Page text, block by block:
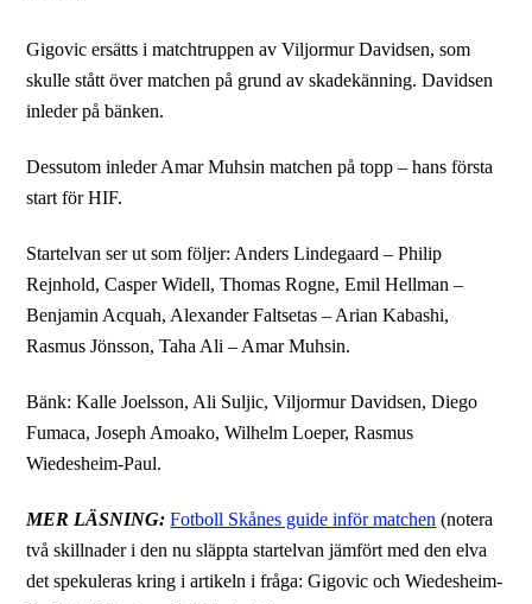
Gigovic ersätts i matchtruppen av Viljormur Davidsen, som
skulle stått över matchen på grund av skadekänning. Davidsen
inleder på bänken.
Dessutom inleder Amar Muhsin matchen på topp – hans första
start för HIF.
Startelvan ser ut som följer: Anders Lindegaard – Philip
Rejnhold, Casper Widell, Thomas Rogne, Emil Hellman –
Benjamin Acquah, Alexander Faltsetas – Arian Kabashi,
Rasmus Jönsson, Taha Ali – Amar Muhsin.
Bänk: Kalle Joelsson, Ali Suljic, Viljormur Davidsen, Diego
Fumaca, Joseph Amoako, Wilhelm Loeper, Rasmus
Wiedesheim-Paul.
MER LÄSNING: Fotboll Skånes guide inför matchen (notera
två skillnader i den nu släppta startelvan jämfört med den elva
det spekuleras kring i artikeln i fråga: Gigovic och Wiedesheim-